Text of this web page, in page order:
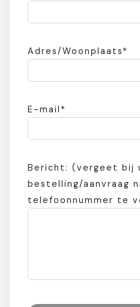
Adres/Woonplaats*
E-mail*
Bericht: (vergeet bij
bestelling/aanvraag
telefoonnummer te